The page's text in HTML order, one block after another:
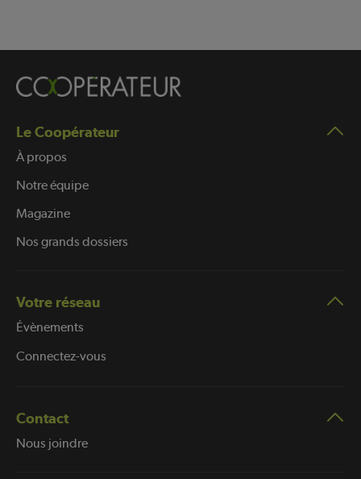
Le Coopérateur
À propos
Notre équipe
Magazine
Nos grands dossiers
Votre réseau
Évènements
Connectez-vous
Contact
Nous joindre